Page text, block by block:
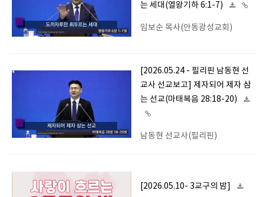
는 세대(열왕기하 6:1-7)
임보순 목사(안동광성교회)
[2026.05.24 - 필리핀 남동현 선
교사 선교보고] 제자되어 제자 삼
는 선교(마태복음 28:18-20)
남동현 선교사(필리핀)
[2026.05.10- 3교구의 밤]